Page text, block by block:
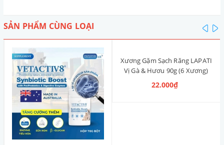
SẢN PHẨM CÙNG LOẠI
Xương Gặm Sạch Răng LAPATI
Vị Gà & Hươu 90g (6 Xương)
22.000₫